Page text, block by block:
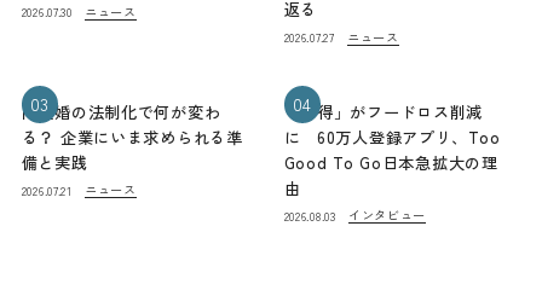
2026.07.30 ニュース
返る
2026.07.27 ニュース
03
同性婚の法制化で何が変わ
る？ 企業にいま求められる準
備と実践
2026.07.21 ニュース
04
「お得」がフードロス削減
に 60万人登録アプリ、Too
Good To Go日本急拡大の理
由
2026.08.03 インタビュー